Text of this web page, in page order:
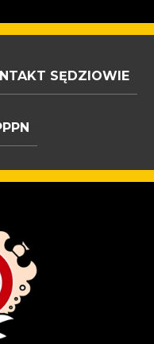
SĘDZIOWIE